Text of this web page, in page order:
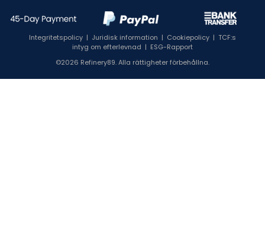
Integritetspolicy | Juridisk information | Cookiepolicy | TCF:s
intyg om efterlevnad | ESG-Rapport
©2026 Refinery89. Alla rättigheter förbehållna.